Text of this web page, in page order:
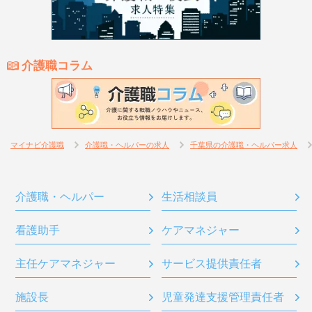
介護職コラム
マイナビ介護職 介護職・ヘルパーの求人 千葉県の介護職・ヘルパー求人
介護職・ヘルパー 生活相談員
看護助手 ケアマネジャー
主任ケアマネジャー サービス提供責任者
施設長 児童発達支援管理責任者